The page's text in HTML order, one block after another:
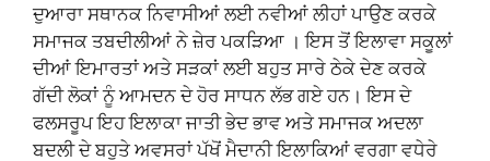
ਦੁਆਰਾ ਸਥਾਨਕ ਨਿਵਾਸੀਆਂ ਲਈ ਨਵੀਆਂ ਲੀਹਾਂ ਪਾਉਣ ਕਰਕੇ
ਸਮਾਜਕ ਤਬਦੀਲੀਆਂ ਨੇ ਜ਼ੇਰ ਪਕੜਿਆ । ਇਸ ਤੋਂ ਇਲਾਵਾ ਸਕੂਲਾਂ
ਦੀਆਂ ਇਮਾਰਤਾਂ ਅਤੇ ਸੜਕਾਂ ਲਈ ਬਹੁਤ ਸਾਰੇ ਠੇਕੇ ਦੇਣ ਕਰਕੇ
ਗੱਦੀ ਲੋਕਾਂ ਨੂੰ ਆਮਦਨ ਦੇ ਹੋਰ ਸਾਧਨ ਲੱਭ ਗਏ ਹਨ। ਇਸ ਦੇ
ਫਲਸਰੂਪ ਇਹ ਇਲਾਕਾ ਜਾਤੀ ਭੇਦ ਭਾਵ ਅਤੇ ਸਮਾਜਕ ਅਦਲਾ
ਬਦਲੀ ਦੇ ਬਹੁਤੇ ਅਵਸਰਾਂ ਪੱਖੋਂ ਮੈਦਾਨੀ ਇਲਾਕਿਆਂ ਵਰਗਾ ਵਧੇਰੇ